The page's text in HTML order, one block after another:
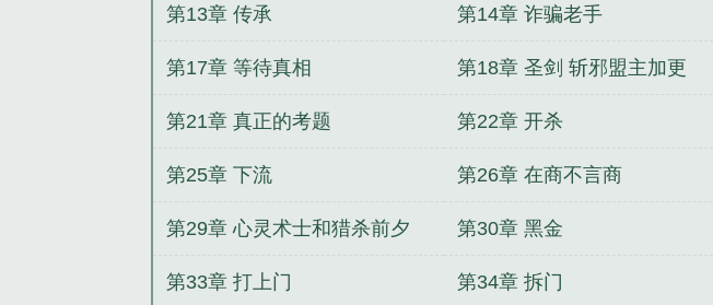
第13章 传承 第14章 诈骗老手
第17章 等待真相 第18章 圣剑 斩邪盟主加更
第21章 真正的考题 第22章 开杀
第25章 下流 第26章 在商不言商
第29章 心灵术士和猎杀前夕 第30章 黑金
第33章 打上门 第34章 拆门